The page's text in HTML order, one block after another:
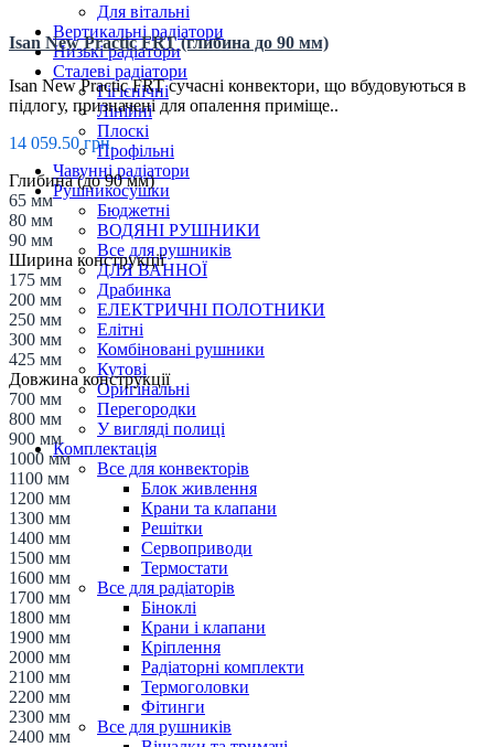
Для вітальні
Вертикальні радіатори
Низькі радіатори
Сталеві радіатори
Гігієнічні
Лінійні
Плоскі
Профільні
Чавунні радіатори
Рушникосушки
Бюджетні
ВОДЯНІ РУШНИКИ
Все для рушників
ДЛЯ ВАННОЇ
Драбинка
ЕЛЕКТРИЧНІ ПОЛОТНИКИ
Елітні
Комбіновані рушники
Кутові
Оригінальні
Перегородки
У вигляді полиці
Комплектація
Все для конвекторів
Блок живлення
Крани та клапани
Решітки
Сервоприводи
Термостати
Все для радіаторів
Біноклі
Крани і клапани
Кріплення
Радіаторні комплекти
Термоголовки
Фітинги
Все для рушників
Isan New Practic FRT (глибина до 90 мм)
Isan New Practic FRT сучасні конвектори, що вбудовуються в
підлогу, призначені для опалення приміще..
14 059.50 грн.
Глибина (до 90 мм)
65 мм
80 мм
90 мм
Ширина конструкції
175 мм
200 мм
250 мм
300 мм
425 мм
Довжина конструкції
700 мм
800 мм
900 мм
1000 мм
1100 мм
1200 мм
1300 мм
1400 мм
1500 мм
1600 мм
1700 мм
1800 мм
1900 мм
2000 мм
2100 мм
2200 мм
2300 мм
2400 мм